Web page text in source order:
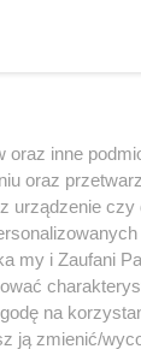
częściej
narasta
które w
dla zdr…
oraz inne
oraz
urządzenie
my i Zaufani
na
ją zmienić/